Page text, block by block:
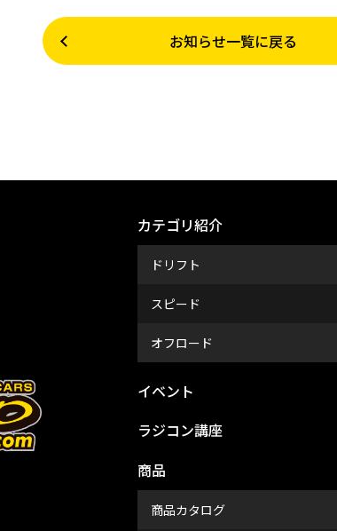
お知らせ一覧に戻る
カテゴリ紹介
ドリフト
スピード
オフロード
イベント
ラジコン講座
商品
商品カタログ